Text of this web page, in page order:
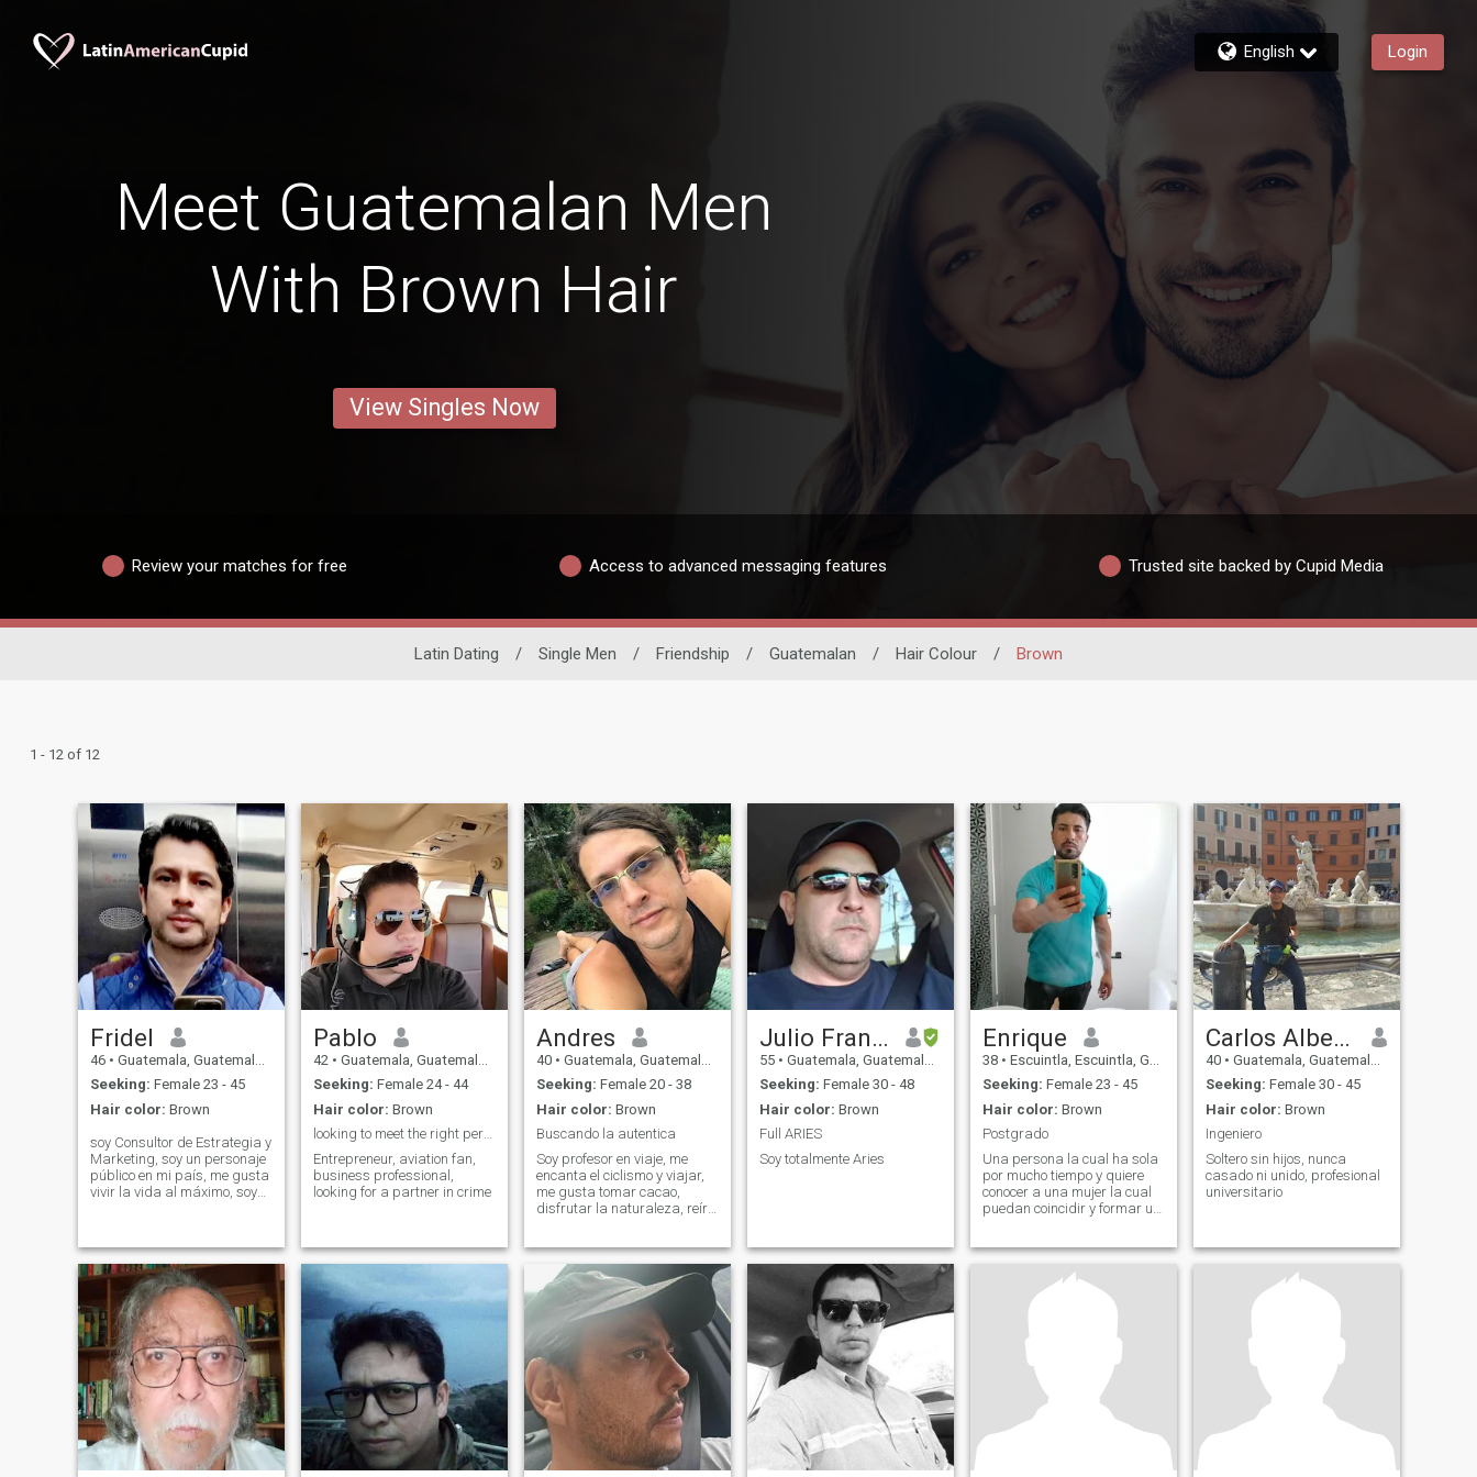
English Login
Meet Guatemalan Men
With Brown Hair
View Singles Now
Review your matches for free Access to advanced messaging features Trusted site backed by Cupid Media
Latin Dating / Single Men / Friendship / Guatemalan / Hair Colour / Brown
1 - 12 of 12
Fridel
46 • Guatemala, Guatemala, Guatemala
Seeking: Female 23 - 45
Hair color: Brown
soy Consultor de Estrategia y
Marketing, soy un personaje
público en mi país, me gusta
vivir la vida al máximo, soy
que amo soy divorciado, ,
deseo rehacer mi vida,
Pablo
42 • Guatemala, Guatemala, Guatemala
Seeking: Female 24 - 44
Hair color: Brown
looking to meet the right person to share life..
Entrepreneur, aviation fan,
business professional,
looking for a partner in crime
Andres
40 • Guatemala, Guatemala, Guatemala
Seeking: Female 20 - 38
Hair color: Brown
Buscando la autentica
Soy profesor en viaje, me
encanta el ciclismo y viajar,
me gusta tomar cacao,
disfrutar la naturaleza, reír,
en migración, estudié en
EEUU y llevo dos años estar
en Centro America.
Julio Francisco
55 • Guatemala, Guatemala, Guatemala
Seeking: Female 30 - 48
Hair color: Brown
Full ARIES
Soy totalmente Aries
Enrique
38 • Escuintla, Escuintla, Guatemala
Seeking: Female 23 - 45
Hair color: Brown
Postgrado
Una persona la cual ha sola
por mucho tiempo y quiere
conocer a una mujer la cual
puedan coincidir y formar un
Carlos Alberto
40 • Guatemala, Guatemala, Guatemala
Seeking: Female 30 - 45
Hair color: Brown
Ingeniero
Soltero sin hijos, nunca
casado ni unido, profesional
universitario